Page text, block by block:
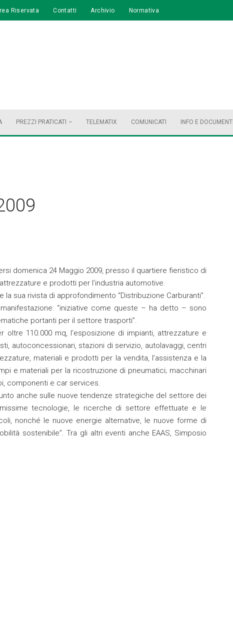
Riservata Contatti Archivio Normativa
PREZZI PRATICATI TELEMATIX COMUNICATI INFO E DOCUMENTI
domenica 24 Maggio 2009, presso il quartiere fieristico di
e prodotti per l’industria automotive.
sua rivista di approfondimento “Distribuzione Carburanti”.
“iniziative come queste – ha detto – sono
portanti per il settore trasporti”.
oltre 110.000 mq, l’esposizione di impianti, attrezzature e
autoconcessionari, stazioni di servizio, autolavaggi, centri
materiali e prodotti per la vendita, l’assistenza e la
e materiali per la ricostruzione di pneumatici; macchinari
componenti e car services.
anche sulle nuove tendenze strategiche del settore dei
tecnologie, le ricerche di settore effettuate e le
nonché le nuove energie alternative, le nuove forme di
sostenibile”. Tra gli altri eventi anche EAAS, Simposio